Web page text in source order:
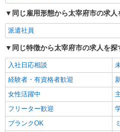
派遣社員
株式会社kotrio /●FK-H-2009765
しいサ高住の
通費全支給(ガソ
太宰府駅周辺
キープ
同じ雇用形態から太宰府市の求人
派遣社員
同じ特徴から太宰府市の求人を探
入社日応相談
経験者・有資格者歓迎
女性活躍中
フリーター歓迎
ブランクOK